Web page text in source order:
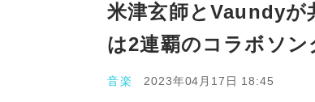
米津玄師とVaundyが
は2連覇のコラボソン
音楽 2023年04月17日 18:45